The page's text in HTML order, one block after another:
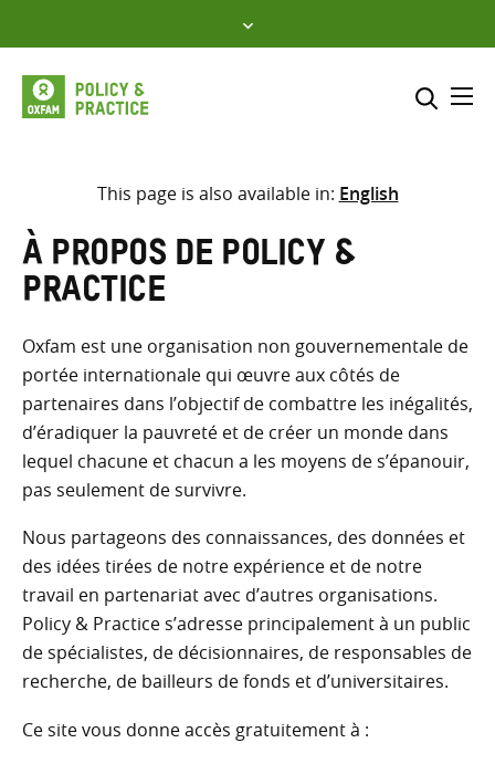
to
content
Sélectionner l’emplacement
Saisir
de
recherche
RECHERCHER
This page is also available in: English
À propos de Policy &
Practice
Oxfam est une organisation non gouvernementale de
portée internationale qui œuvre aux côtés de
partenaires dans l’objectif de combattre les inégalités,
d’éradiquer la pauvreté et de créer un monde dans
lequel chacune et chacun a les moyens de s’épanouir,
pas seulement de survivre.
Nous partageons des connaissances, des données et
des idées tirées de notre expérience et de notre
travail en partenariat avec d’autres organisations.
Policy & Practice s’adresse principalement à un public
de spécialistes, de décisionnaires, de responsables de
recherche, de bailleurs de fonds et d’universitaires.
Ce site vous donne accès gratuitement à :